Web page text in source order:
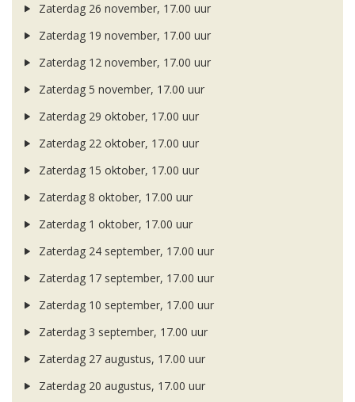
Zaterdag 26 november, 17.00 uur
Zaterdag 19 november, 17.00 uur
Zaterdag 12 november, 17.00 uur
Zaterdag 5 november, 17.00 uur
Zaterdag 29 oktober, 17.00 uur
Zaterdag 22 oktober, 17.00 uur
Zaterdag 15 oktober, 17.00 uur
Zaterdag 8 oktober, 17.00 uur
Zaterdag 1 oktober, 17.00 uur
Zaterdag 24 september, 17.00 uur
Zaterdag 17 september, 17.00 uur
Zaterdag 10 september, 17.00 uur
Zaterdag 3 september, 17.00 uur
Zaterdag 27 augustus, 17.00 uur
Zaterdag 20 augustus, 17.00 uur